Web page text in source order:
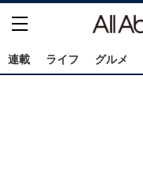
連載 ライフ グルメ